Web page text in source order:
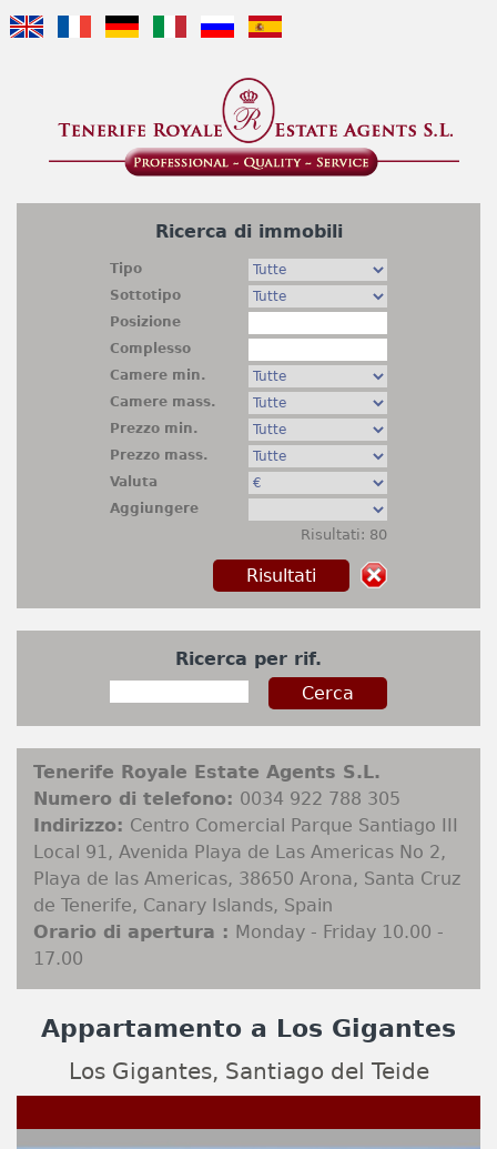
Jump to navigation
Ricerca di immobili
Tipo
Sottotipo
Posizione
Complesso
Camere min.
Camere mass.
Prezzo min.
Prezzo mass.
Valuta
Aggiungere
Risultati: 80
Ricerca per rif.
Tenerife Royale Estate Agents S.L.
Numero di telefono: 0034 922 788 305
Indirizzo: Centro Comercial Parque Santiago III
Local 91, Avenida Playa de Las Americas No 2,
Playa de las Americas, 38650 Arona, Santa Cruz
de Tenerife, Canary Islands, Spain
Orario di apertura : Monday - Friday 10.00 -
17.00
Appartamento a Los Gigantes
Los Gigantes, Santiago del Teide